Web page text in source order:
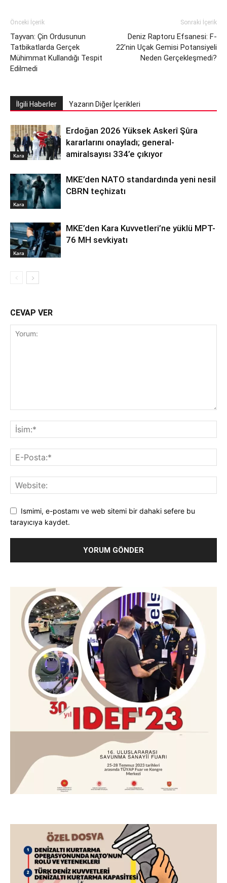
Önceki İçerik
Tayvan: Çin Ordusunun
Tatbikatlarda Gerçek
Mühimmat Kullandığı Tespit
Edilmedi
Sonraki İçerik
Deniz Raptoru Efsanesi: F-
22’nin Uçak Gemisi Potansiyeli
Neden Gerçekleşmedi?
İlgili Haberler Yazarın Diğer İçerikleri
Kara
Erdoğan 2026 Yüksek Askerî Şûra
kararlarını onayladı; general-
amiralsayısı 334’e çıkıyor
Kara
MKE’den NATO standardında yeni nesil
CBRN teçhizatı
Kara
MKE’den Kara Kuvvetleri’ne yüklü MPT-
76 MH sevkiyatı
CEVAP VER
Ismimi, e-postamı ve web sitemi bir dahaki sefere bu
tarayıcıya kaydet.